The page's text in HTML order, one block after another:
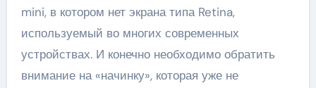
mini, в котором нет экрана типа Retina,
используемый во многих современных
устройствах. И конечно необходимо обратить
внимание на «начинку», которая уже не